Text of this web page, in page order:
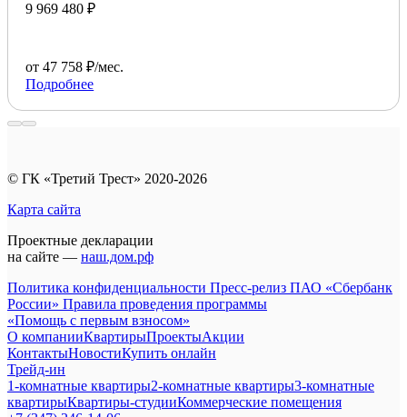
9 969 480 ₽
от 47 758 ₽/мес.
Подробнее
© ГК «Третий Трест» 2020-2026
Карта сайта
Проектные декларации
на сайте — наш.дом.рф
Политика конфиденциальности Пресс-релиз ПАО «Сбербанк
России» Правила проведения программы
«Помощь с первым взносом»
О компанииКвартирыПроектыАкции
КонтактыНовостиКупить онлайн
Трейд-ин
1-комнатные квартиры2-комнатные квартиры3-комнатные
квартирыКвартиры-студииКоммерческие помещения